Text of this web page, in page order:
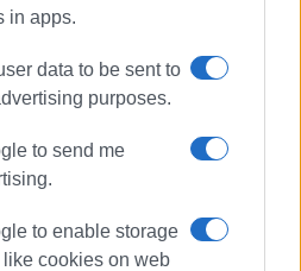
in apps.
data to be sent to
purposes.
to send me
to enable storage
cookies on web
στο e-paper